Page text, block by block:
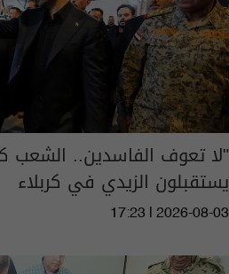
"لا تعوف الفاسدين.. الشعب
يستقبلون الزيدي في كربلاء
17:23 | 2026-08-03